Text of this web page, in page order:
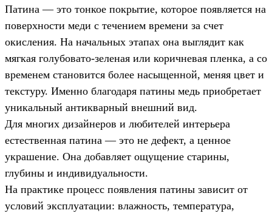
Патина — это тонкое покрытие, которое появляется на
поверхности меди с течением времени за счет
окисления. На начальных этапах она выглядит как
мягкая голубовато-зеленая или коричневая пленка, а со
временем становится более насыщенной, меняя цвет и
текстуру. Именно благодаря патины медь приобретает
уникальный антикварный внешний вид.
Для многих дизайнеров и любителей интерьера
естественная патина — это не дефект, а ценное
украшение. Она добавляет ощущение старины,
глубины и индивидуальности.
На практике процесс появления патины зависит от
условий эксплуатации: влажность, температура,